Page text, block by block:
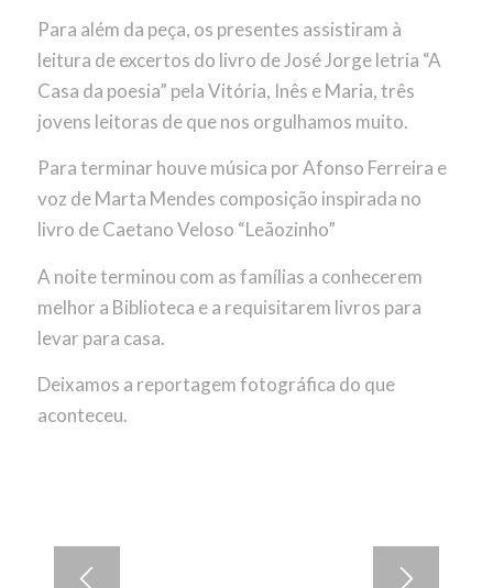
Para além da peça, os presentes assistiram à
leitura de excertos do livro de José Jorge letria “A
Casa da poesia” pela Vitória, Inês e Maria, três
jovens leitoras de que nos orgulhamos muito.
Para terminar houve música por Afonso Ferreira e
voz de Marta Mendes composição inspirada no
livro de Caetano Veloso “Leãozinho”
A noite terminou com as famílias a conhecerem
melhor a Biblioteca e a requisitarem livros para
levar para casa.
Deixamos a reportagem fotográfica do que
aconteceu.